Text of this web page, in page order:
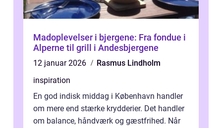
Madoplevelser i bjergene: Fra fondue i
Alperne til grill i Andesbjergene
12 januar 2026
Rasmus Lindholm
inspiration
En god indisk middag i København handler
om mere end stærke krydderier. Det handler
om balance, håndværk og gæstfrihed. Når